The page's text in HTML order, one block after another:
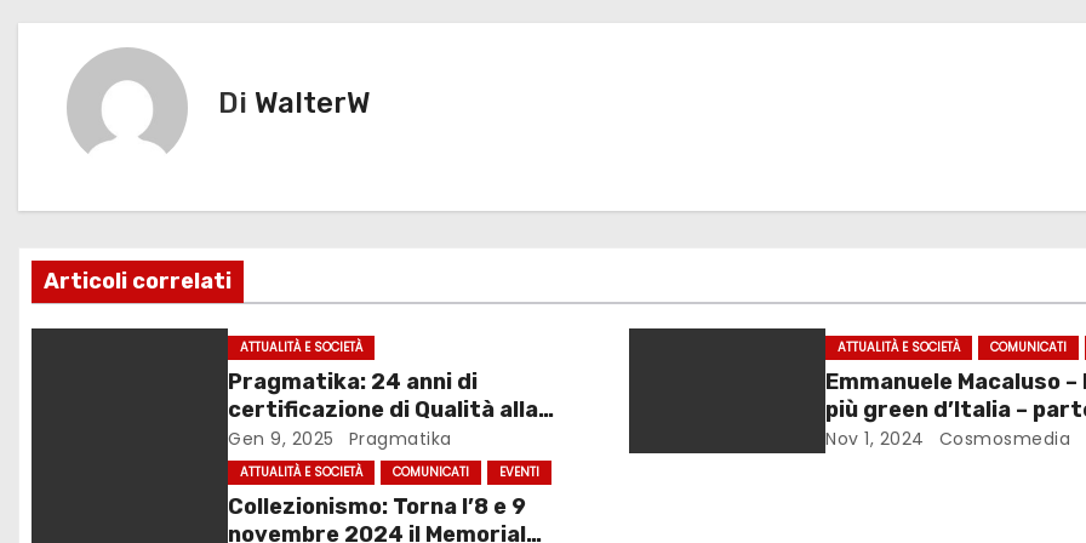
o
o
o
n
di
z
i
Di WalterW
Articoli correlati
ATTUALITÀ E SOCIETÀ
Pragmatika: 24 anni di
certificazione di Qualità alla
base della crescita
Gen 9, 2025 Pragmatika
ATTUALITÀ E SOCIETÀ COMUNICATI
Emmanuele Macaluso –
più green d’Italia – parteciperà
agli Open Masters
Nov 1, 2024 Cosmosmedia
ATTUALITÀ E SOCIETÀ COMUNICATI EVENTI
Collezionismo: Torna l’8 e 9
novembre 2024 il Memorial